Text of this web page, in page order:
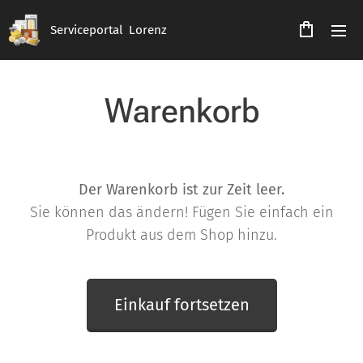
Serviceportal Lorenz
Warenkorb
Der Warenkorb ist zur Zeit leer.
Sie können das ändern! Fügen Sie einfach ein
Produkt aus dem Shop hinzu.
Einkauf fortsetzen